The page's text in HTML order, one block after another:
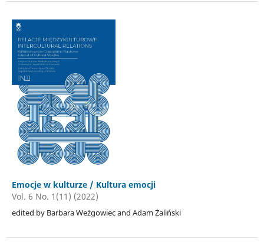
Emocje w kulturze / Kultura emocji
Vol. 6 No. 1(11) (2022)
edited by Barbara Weżgowiec and Adam Żaliński